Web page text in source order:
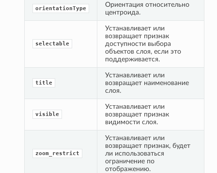
orientationType
Ориентация относительно
центроида.
selectable
Устанавливает или
возвращает признак
доступности выбора
объектов слоя, если это
поддерживается.
title
Устанавливает или
возвращает наименование
слоя.
visible
Устанавливает или
возвращает признак
видимости слоя.
zoom_restrict
Устанавливает или
возвращает признак, будет
ли использоваться
ограничение по
отображению.